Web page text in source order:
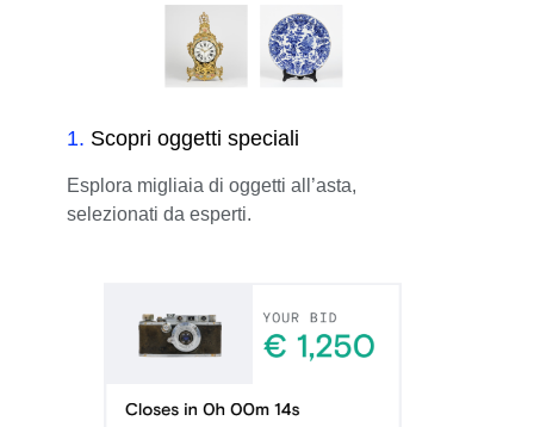
1. Scopri oggetti speciali
Esplora migliaia di oggetti all’asta,
selezionati da esperti.